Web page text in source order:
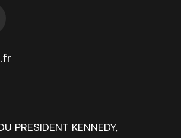
PRESIDENT KENNEDY,